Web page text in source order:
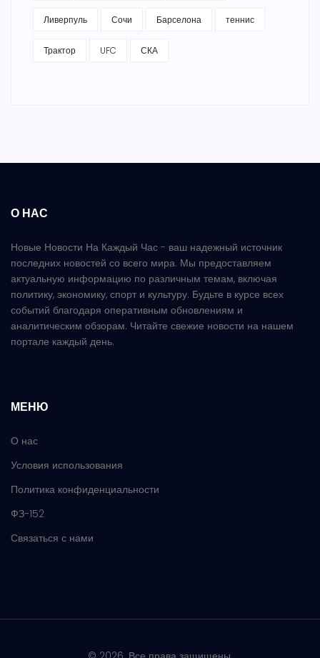
Ливерпуль Сочи Барселона теннис
Трактор UFC СКА
О НАС
Новые Новости На Каждый Час - ваш надежный источник
последних новостей со всего мира. Мы предоставляем
актуальную информацию по различным темам, включая
политику, экономику, спорт и культуру. Будьте в курсе всех
событий благодаря оперативным обновлениям и
аналитическим обзорам. Читайте свежие новости на нашем
портале каждый день.
МЕНЮ
О нас
Условия использования
Политика конфиденциальности
ФЗ-152
Связаться с нами